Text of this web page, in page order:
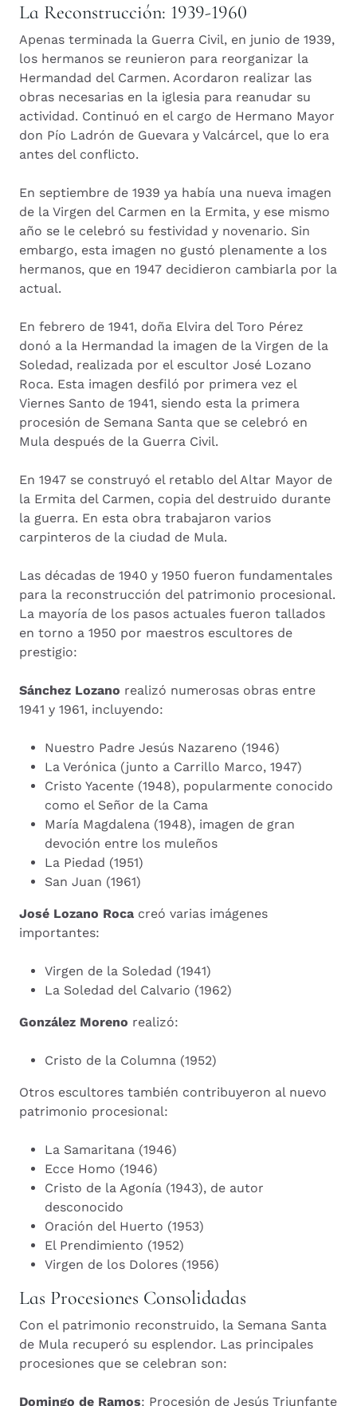
La Reconstrucción: 1939-1960
Apenas terminada la Guerra Civil, en junio de 1939,
los hermanos se reunieron para reorganizar la
Hermandad del Carmen. Acordaron realizar las
obras necesarias en la iglesia para reanudar su
actividad. Continuó en el cargo de Hermano Mayor
don Pío Ladrón de Guevara y Valcárcel, que lo era
antes del conflicto.
En septiembre de 1939 ya había una nueva imagen
de la Virgen del Carmen en la Ermita, y ese mismo
año se le celebró su festividad y novenario. Sin
embargo, esta imagen no gustó plenamente a los
hermanos, que en 1947 decidieron cambiarla por la
actual.
En febrero de 1941, doña Elvira del Toro Pérez
donó a la Hermandad la imagen de la Virgen de la
Soledad, realizada por el escultor José Lozano
Roca. Esta imagen desfiló por primera vez el
Viernes Santo de 1941, siendo esta la primera
procesión de Semana Santa que se celebró en
Mula después de la Guerra Civil.
En 1947 se construyó el retablo del Altar Mayor de
la Ermita del Carmen, copia del destruido durante
la guerra. En esta obra trabajaron varios
carpinteros de la ciudad de Mula.
Las décadas de 1940 y 1950 fueron fundamentales
para la reconstrucción del patrimonio procesional.
La mayoría de los pasos actuales fueron tallados
en torno a 1950 por maestros escultores de
prestigio:
Sánchez Lozano realizó numerosas obras entre
1941 y 1961, incluyendo:
Nuestro Padre Jesús Nazareno (1946)
La Verónica (junto a Carrillo Marco, 1947)
Cristo Yacente (1948), popularmente conocido
como el Señor de la Cama
María Magdalena (1948), imagen de gran
devoción entre los muleños
La Piedad (1951)
San Juan (1961)
José Lozano Roca creó varias imágenes
importantes:
Virgen de la Soledad (1941)
La Soledad del Calvario (1962)
González Moreno realizó:
Cristo de la Columna (1952)
Otros escultores también contribuyeron al nuevo
patrimonio procesional:
La Samaritana (1946)
Ecce Homo (1946)
Cristo de la Agonía (1943), de autor
desconocido
Oración del Huerto (1953)
El Prendimiento (1952)
Virgen de los Dolores (1956)
Las Procesiones Consolidadas
Con el patrimonio reconstruido, la Semana Santa
de Mula recuperó su esplendor. Las principales
procesiones que se celebran son:
Domingo de Ramos: Procesión de Jesús Triunfante